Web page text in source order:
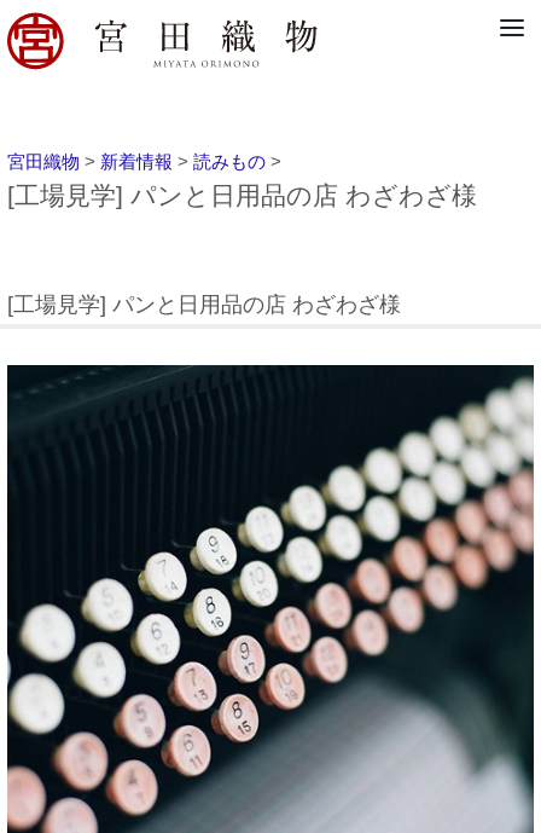
宮田織物 > 新着情報 > 読みもの >
[工場見学] パンと日用品の店 わざわざ様
[工場見学] パンと日用品の店 わざわざ様